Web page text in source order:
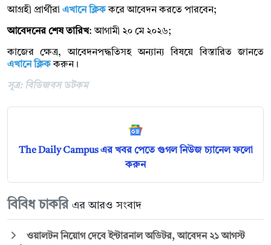
আগ্রহী প্রার্থীরা এখানে ক্লিককরে আবেদন করতে পারবেন;
আবেদনের শেষ তারিখ: আগামী ২০ মে ২০২৬;
কাজের ক্ষেত্র, আবেদনপদ্ধতিসহ অন্যান্য বিষয়ে বিস্তারিত জানতে
এখানে ক্লিককরুন।
সূত্র: বিডিজবস ডটকম
The Daily Campus এর খবর পেতে গুগল নিউজ চ্যানেল ফলো
করুন
বিবিধ চাকরি এর আরও সংবাদ
ওয়ালটন নিয়োগ দেবে ইন্টারনাল অডিটর, আবেদন ২১ আগস্ট